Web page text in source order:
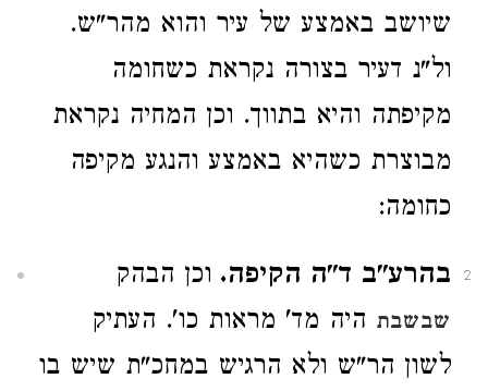
שיושב באמצע של עיר והוא מהר"ש.
ול"נ דעיר בצורה נקראת כשחומה
מקיפתה והיא בתווך. וכן המחיה נקראת
מבוצרת כשהיא באמצע והנגע מקיפה
כחומה:
2 בהרע"ב ד"ה הקיפה. וכן הבהק
שבשבת היה מד' מראות כו'. העתיק
לשון הר"ש ולא הרגיש במחכ"ת שיש בו